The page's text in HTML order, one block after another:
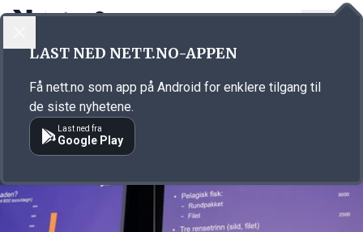
Annonsørinnhold
LAST NED NETT.NO-APPEN
Få nett.no som app på Android for enklere tilgang til
de siste nyhetene.
Last ned fra
Google Play